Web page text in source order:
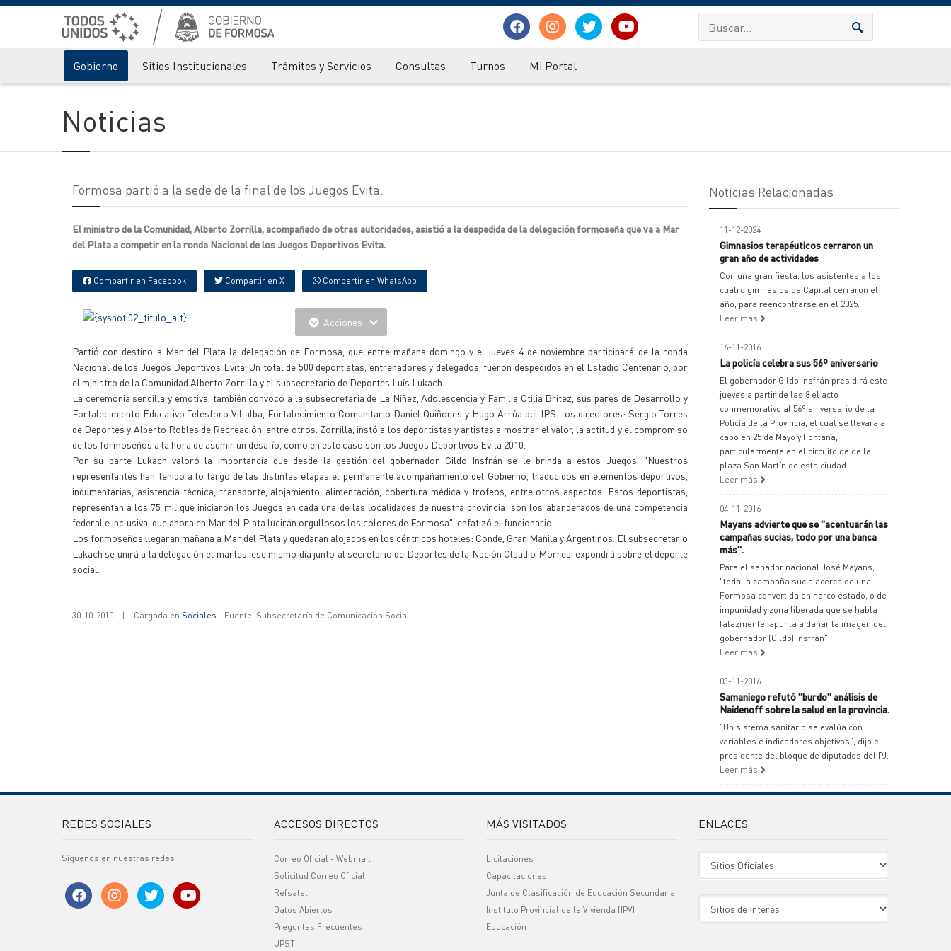
Gobierno Sitios Institucionales Trámites y Servicios Consultas Turnos Mi Portal
Noticias
Formosa partió a la sede de la final de los Juegos Evita.
El ministro de la Comunidad, Alberto Zorrilla, acompañado de otras autoridades, asistió a la despedida de la delegación formoseña que va a Mar
del Plata a competir en la ronda Nacional de los Juegos Deportivos Evita.
Compartir en Facebook Compartir en X Compartir en WhatsApp
Acciones
Partió con destino a Mar del Plata la delegación de Formosa, que entre mañana domingo y el jueves 4 de noviembre participará de la ronda
Nacional de los Juegos Deportivos Evita. Un total de 500 deportistas, entrenadores y delegados, fueron despedidos en el Estadio Centenario, por
el ministro de la Comunidad Alberto Zorrilla y el subsecretario de Deportes Luís Lukach.
La ceremonia sencilla y emotiva, también convocó a la subsecretaria de La Niñez, Adolescencia y Familia Otilia Britez, sus pares de Desarrollo y
Fortalecimiento Educativo Telesforo Villalba, Fortalecimiento Comunitario Daniel Quiñones y Hugo Arrúa del IPS; los directores: Sergio Torres
de Deportes y Alberto Robles de Recreación, entre otros. Zorrilla, instó a los deportistas y artistas a mostrar el valor, la actitud y el compromiso
de los formoseños a la hora de asumir un desafío, como en este caso son los Juegos Deportivos Evita 2010.
Por su parte Lukach valoró la importancia que desde la gestión del gobernador Gildo Insfrán se le brinda a estos Juegos. "Nuestros
representantes han tenido a lo largo de las distintas etapas el permanente acompañamiento del Gobierno, traducidos en elementos deportivos,
indumentarias, asistencia técnica, transporte, alojamiento, alimentación, cobertura médica y trofeos, entre otros aspectos. Estos deportistas,
representan a los 75 mil que iniciaron los Juegos en cada una de las localidades de nuestra provincia; son los abanderados de una competencia
federal e inclusiva, que ahora en Mar del Plata lucirán orgullosos los colores de Formosa", enfatizó el funcionario.
Los formoseños llegaran mañana a Mar del Plata y quedaran alojados en los céntricos hoteles: Conde, Gran Manila y Argentinos. El subsecretario
Lukach se unirá a la delegación el martes, ese mismo día junto al secretario de Deportes de la Nación Claudio Morresi expondrá sobre el deporte
social.
30-10-2010 | Cargada en Sociales - Fuente: Subsecretaría de Comunicación Social
Noticias Relacionadas
11-12-2024
Gimnasios terapéuticos cerraron un
gran año de actividades
Con una gran fiesta, los asistentes a los
cuatro gimnasios de Capital cerraron el
año, para reencontrarse en el 2025.
Leer más
16-11-2016
La policía celebra sus 56º aniversario
El gobernador Gildo Insfrán presidirá este
jueves a partir de las 8 el acto
conmemorativo al 56º aniversario de la
Policía de la Provincia, el cual se llevara a
cabo en 25 de Mayo y Fontana,
particularmente en el circuito de de la
plaza San Martín de esta ciudad.
Leer más
04-11-2016
Mayans advierte que se "acentuarán las
campañas sucias, todo por una banca
más".
Para el senador nacional José Mayans,
"toda la campaña sucia acerca de una
Formosa convertida en narco estado, o de
impunidad y zona liberada que se habla
falazmente, apunta a dañar la imagen del
gobernador (Gildo) Insfrán".
Leer más
03-11-2016
Samaniego refutó "burdo" análisis de
Naidenoff sobre la salud en la provincia.
"Un sistema sanitario se evalúa con
variables e indicadores objetivos", dijo el
presidente del bloque de diputados del PJ.
Leer más
REDES SOCIALES
Síguenos en nuestras redes
ACCESOS DIRECTOS
Correo Oficial - Webmail
Solicitud Correo Oficial
Refsatel
Datos Abiertos
Preguntas Frecuentes
UPSTI
MÁS VISITADOS
Licitaciones
Capacitaciones
Junta de Clasificación de Educación Secundaria
Instituto Provincial de la Vivienda (IPV)
Educación
ENLACES